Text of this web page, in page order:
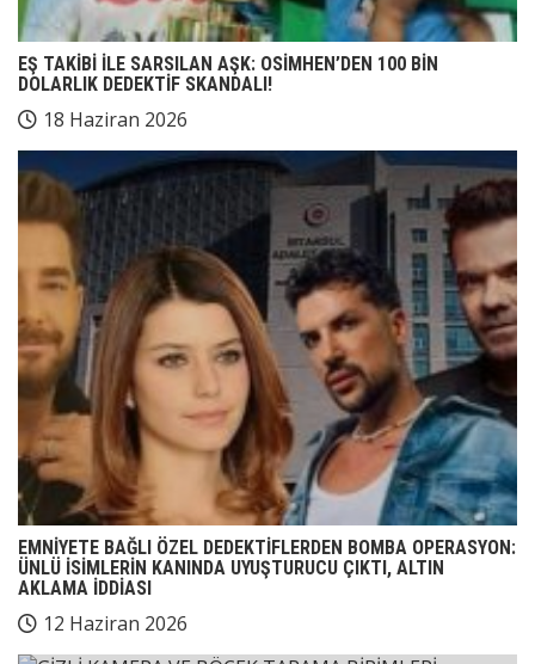
EŞ TAKİBİ İLE SARSILAN AŞK: OSİMHEN’DEN 100 BİN
DOLARLIK DEDEKTİF SKANDALI!
18 Haziran 2026
EMNİYETE BAĞLI ÖZEL DEDEKTİFLERDEN BOMBA OPERASYON:
ÜNLÜ İSİMLERİN KANINDA UYUŞTURUCU ÇIKTI, ALTIN
AKLAMA İDDİASI
12 Haziran 2026